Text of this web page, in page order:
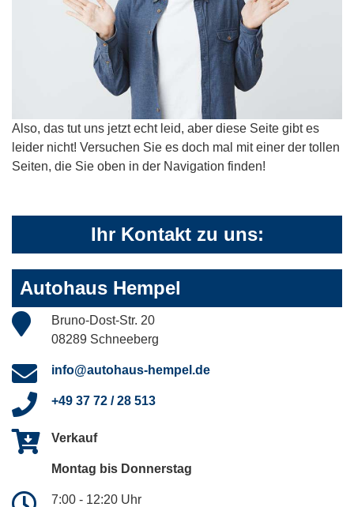
Also, das tut uns jetzt echt leid, aber diese Seite gibt es
leider nicht! Versuchen Sie es doch mal mit einer der tollen
Seiten, die Sie oben in der Navigation finden!
Ihr Kontakt zu uns:
Autohaus Hempel
Bruno-Dost-Str. 20
08289 Schneeberg
info@autohaus-hempel.de
+49 37 72 / 28 513
Verkauf
Montag bis Donnerstag
7:00 - 12:20 Uhr